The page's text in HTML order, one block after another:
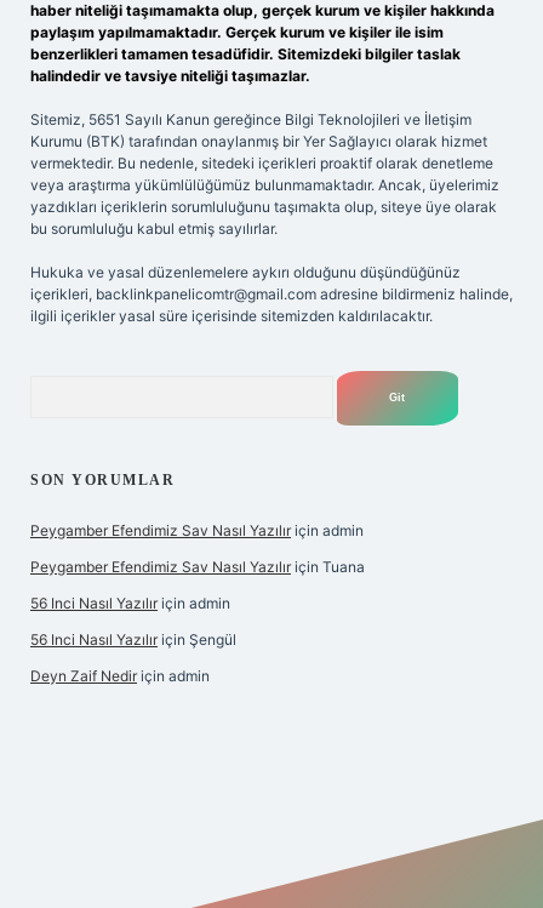
haber niteliği taşımamakta olup, gerçek kurum ve kişiler hakkında
paylaşım yapılmamaktadır. Gerçek kurum ve kişiler ile isim
benzerlikleri tamamen tesadüfidir. Sitemizdeki bilgiler taslak
halindedir ve tavsiye niteliği taşımazlar.
Sitemiz, 5651 Sayılı Kanun gereğince Bilgi Teknolojileri ve İletişim
Kurumu (BTK) tarafından onaylanmış bir Yer Sağlayıcı olarak hizmet
vermektedir. Bu nedenle, sitedeki içerikleri proaktif olarak denetleme
veya araştırma yükümlülüğümüz bulunmamaktadır. Ancak, üyelerimiz
yazdıkları içeriklerin sorumluluğunu taşımakta olup, siteye üye olarak
bu sorumluluğu kabul etmiş sayılırlar.
Hukuka ve yasal düzenlemelere aykırı olduğunu düşündüğünüz
içerikleri, backlinkpanelicomtr@gmail.com adresine bildirmeniz halinde,
ilgili içerikler yasal süre içerisinde sitemizden kaldırılacaktır.
SON YORUMLAR
Peygamber Efendimiz Sav Nasıl Yazılır için admin
Peygamber Efendimiz Sav Nasıl Yazılır için Tuana
56 Inci Nasıl Yazılır için admin
56 Inci Nasıl Yazılır için Şengül
Deyn Zaif Nedir için admin